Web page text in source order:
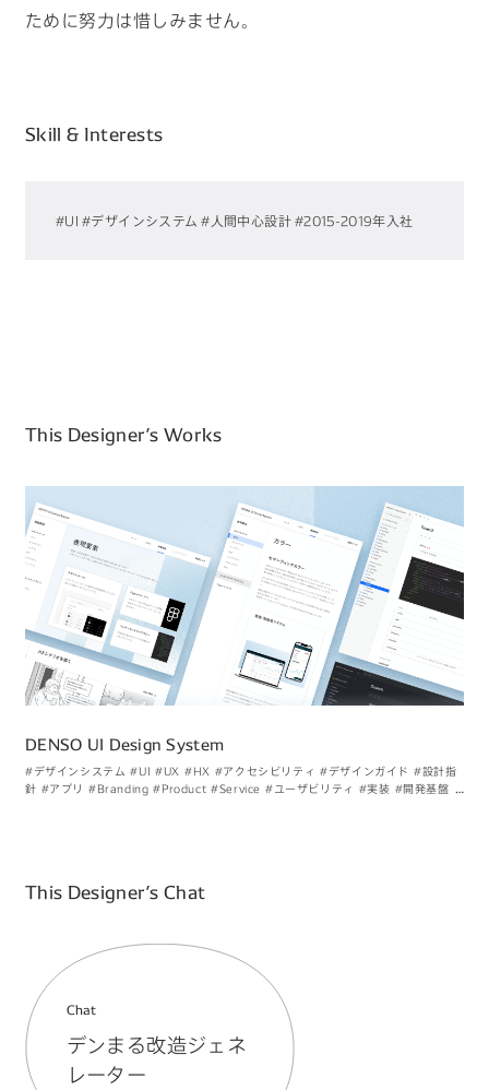
ために努力は惜しみません。
Skill & Interests
#UI #デザインシステム #人間中心設計#2015-2019年入社
This Designer’s Works
DENSO UI Design System
#デザインシステム #UI #UX #HX #アクセシビリティ #デザインガイド #設計指
針 #アプリ #Branding #Product #Service #ユーザビリティ #実装 #開発基盤 #
This Designer’s Chat
Chat
デンまる改造ジェネ
レーター